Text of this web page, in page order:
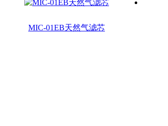
MIC-01EB天然气滤芯